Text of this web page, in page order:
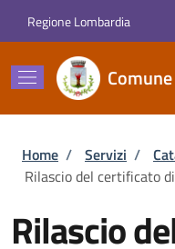
Regione Lombardia
Briciole di
Home / Servizi /
Rilascio del certificato
Rilascio